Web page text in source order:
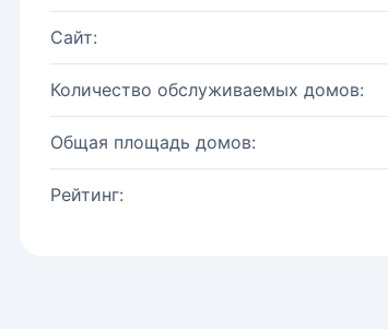
Сайт:
Количество обслуживаемых домов:
Общая площадь домов:
Рейтинг: